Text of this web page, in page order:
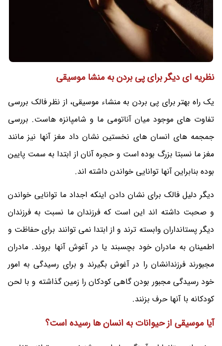
نظریه ای دیگر برای پی بردن به منشا موسیقی
یک راه بهتر برای پی بردن به منشاء موسیقی، از نظر فالک بررسی
تفاوت های موجود میان آناتومی ما و شامپانزه هاست. بررسی
جمجمه های انسان های نخستین نشان داد مغز آنها نیز مانند
مغز ما نسبتا بزرگ بوده است و حجره آنان از ابتدا به سمت پایین
بوده بنابراین آنها توانایی خواندن داشته اند.
دیگر دلیل فالک برای نشان دادن اینکه اجداد ما توانایی خواندن
و صحبت داشته اند این است که فرزندان ما نسبت به فرزندان
دیگر پستانداران وابسته ترند و از ابتدا نمی توانند برای حفاظت و
اطمینان به مادران خود بچسبند یا در آغوش آنها بروند. مادران
مجبورند فرزندانشان را در آغوش بگیرند و برای رسیدگی به امور
خود رسیدگی مجبور بودن گاهی کودکان را زمین گذاشته و با لحن
کودکانه با آنها حرف بزنند.
آیا موسیقی از حیوانات به انسان ها رسیده است؟